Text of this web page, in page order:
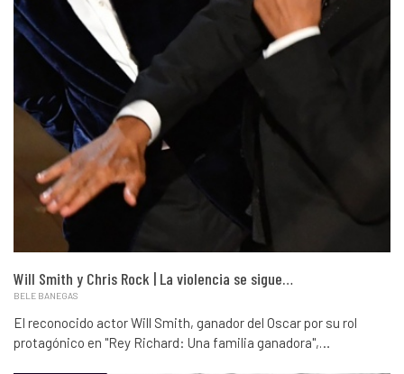
Will Smith y Chris Rock | La violencia se sigue…
BELE BANEGAS
El reconocido actor Will Smith, ganador del Oscar por su rol
protagónico en "Rey Richard: Una familia ganadora",…